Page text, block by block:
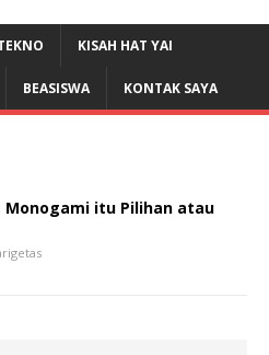
KISAH HAT YAI
BEASISWA KONTAK SAYA
Monogami itu Pilihan atau